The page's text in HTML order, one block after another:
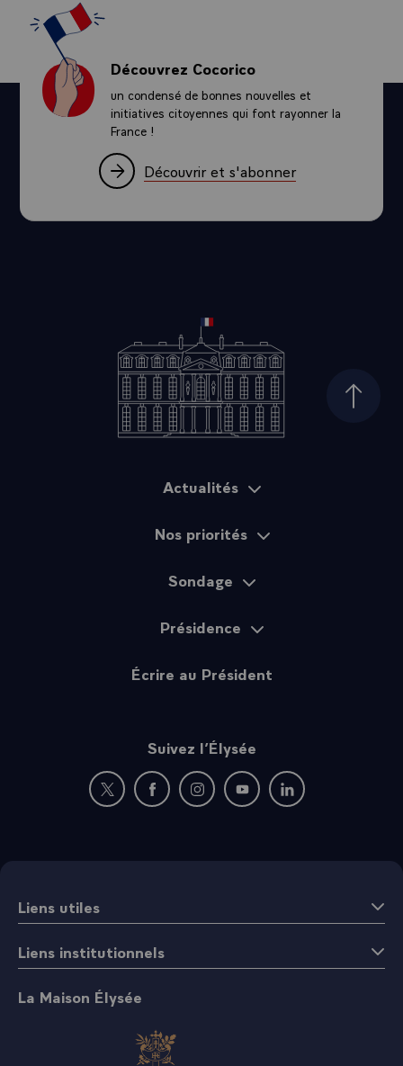
Découvrez Cocorico
un condensé de bonnes nouvelles et
initiatives citoyennes qui font rayonner la
France !
Découvrir et s'abonner
Haut
Actualités
Nos priorités
Sondage
Présidence
Écrire au Président
Suivez l’Élysée
Nouvelle fenêtre : rejoignez-nous sur Twitter
Nouvelle fenêtre : rejoignez-nous sur
Nouvelle fenêtre : rejoignez-nous
Nouvelle fenêtre :
Nouvelle fenêtre :
Liens utiles
Liens institutionnels
La Maison Élysée